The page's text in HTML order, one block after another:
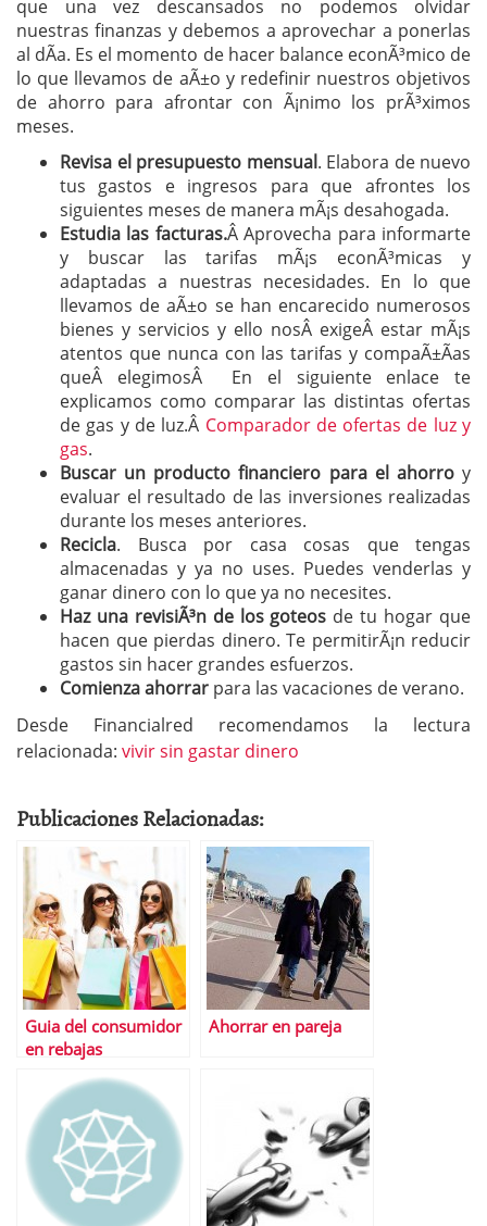
que una vez descansados no podemos olvidar
nuestras finanzas y debemos a aprovechar a ponerlas
al dÃ­a. Es el momento de hacer balance econÃ³mico de
lo que llevamos de aÃ±o y redefinir nuestros objetivos
de ahorro para afrontar con Ã¡nimo los prÃ³ximos
meses.
Revisa el presupuesto mensual. Elabora de nuevo
tus gastos e ingresos para que afrontes los
siguientes meses de manera mÃ¡s desahogada.
Estudia las facturas.Â Aprovecha para informarte
y buscar las tarifas mÃ¡s econÃ³micas y
adaptadas a nuestras necesidades. En lo que
llevamos de aÃ±o se han encarecido numerosos
bienes y servicios y ello nosÂ exigeÂ estar mÃ¡s
atentos que nunca con las tarifas y compaÃ±Ã­as
queÂ elegimosÂ En el siguiente enlace te
explicamos como comparar las distintas ofertas
de gas y de luz.Â Comparador de ofertas de luz y
gas.
Buscar un producto financiero para el ahorroy
evaluar el resultado de las inversiones realizadas
durante los meses anteriores.
Recicla. Busca por casa cosas que tengas
almacenadas y ya no uses. Puedes venderlas y
ganar dinero con lo que ya no necesites.
Haz una revisiÃ³n de los goteos de tu hogar que
hacen que pierdas dinero. Te permitirÃ¡n reducir
gastos sin hacer grandes esfuerzos.
Comienza ahorrar para las vacaciones de verano.
Desde Financialred recomendamos la lectura
relacionada: vivir sin gastar dinero
Publicaciones Relacionadas:
Guia del consumidor
en rebajas
Ahorrar en pareja